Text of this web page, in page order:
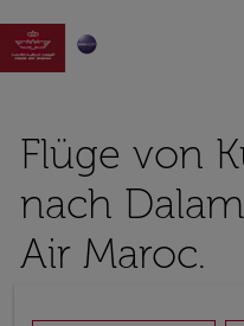

Flüge von
nach
Air Maroc.